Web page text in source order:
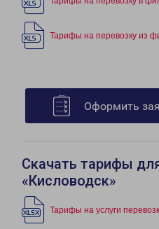
Тарифы на перевозку из
Оформить
Скачать тарифы
«Кисловодск»
Тарифы на услуги